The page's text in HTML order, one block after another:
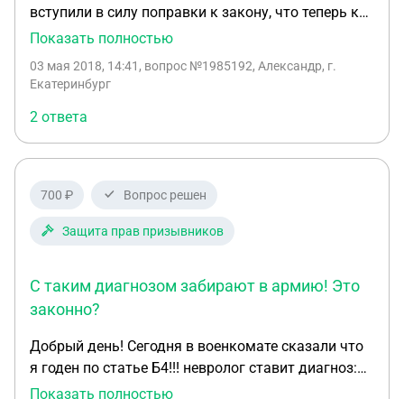
вступили в силу поправки к закону, что теперь кто
поменяет категорию годности с "В" на "А" или "Б"
от 28.03.1998 N 53-ФЗ "О воинской обязанности и
призван, служил в армии, но был комиссован
решением ВВК Госпиталя спустя 4 месяца службу
- следовательно в военном билете стоит
службу заново если пройду
переосвидетельствование и меня признают
если я пройду переосвидетельствование то могут
Показать полностью
03 мая 2018, 14:41 , вопрос №1985192, Александр, г.
Екатеринбург
2 ответа
700 ₽ Вопрос решен
Защита прав призывников
С таким диагнозом забирают в армию! Это
законно?
Добрый день! Сегодня в военкомате сказали что
я годен по статье Б4!!! невролог ставит диагноз:
ХНМК смешанного (сосудистого, вертеброгенного)
Показать полностью